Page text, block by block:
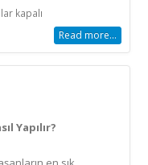
kapalı
Read more...
Yapılır?